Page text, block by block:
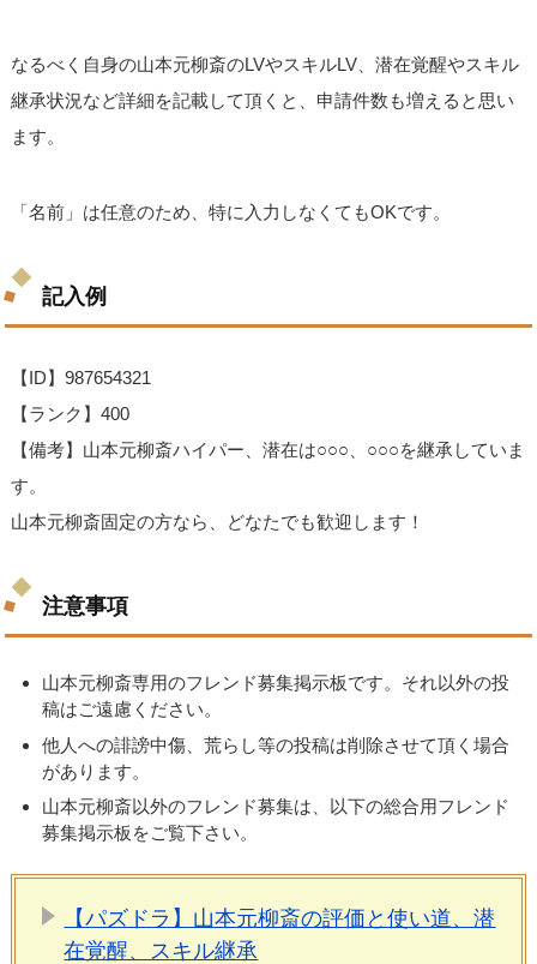
なるべく自身の山本元柳斎のLVやスキルLV、潜在覚醒やスキル
継承状況など詳細を記載して頂くと、申請件数も増えると思い
ます。
「名前」は任意のため、特に入力しなくてもOKです。
記入例
【ID】987654321
【ランク】400
【備考】山本元柳斎ハイパー、潜在は○○○、○○○を継承していま
す。
山本元柳斎固定の方なら、どなたでも歓迎します！
注意事項
山本元柳斎専用のフレンド募集掲示板です。それ以外の投
稿はご遠慮ください。
他人への誹謗中傷、荒らし等の投稿は削除させて頂く場合
があります。
山本元柳斎以外のフレンド募集は、以下の総合用フレンド
募集掲示板をご覧下さい。
【パズドラ】山本元柳斎の評価と使い道、潜
在覚醒、スキル継承